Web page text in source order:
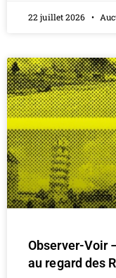
22 juillet 2026
Observer-Voir
au regard des